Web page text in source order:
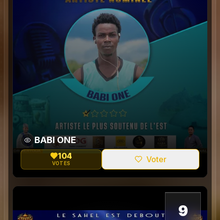
BABI ONE
104
VOTES Voter
9